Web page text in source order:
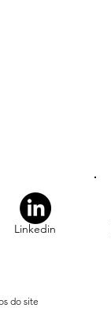
Linkedin
do site